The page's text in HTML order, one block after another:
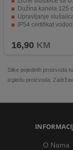
Dužina kanela 125
Upravljanje
IP54 certifikat vodootpornosti
16,90 KM
Slike pojedinih proizvoda
izgledu proizvoda.
O Nama